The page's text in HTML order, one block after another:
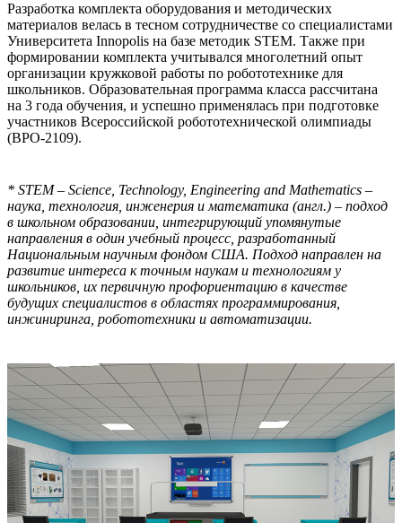
Разработка комплекта оборудования и методических
материалов велась в тесном сотрудничестве со специалистами
Университета Innopolis на базе методик STEM. Также при
формировании комплекта учитывался многолетний опыт
организации кружковой работы по робототехнике для
школьников. Образовательная программа класса рассчитана
на 3 года обучения, и успешно применялась при подготовке
участников Всероссийской робототехнической олимпиады
(ВРО-2109).
* STEM – Science, Technology, Engineering and Mathematics –
наука, технология, инженерия и математика (англ.) – подход
в школьном образовании, интегрирующий упомянутые
направления в один учебный процесс, разработанный
Национальным научным фондом США. Подход направлен на
развитие интереса к точным наукам и технологиям у
школьников, их первичную профориентацию в качестве
будущих специалистов в областях программирования,
инжиниринга, робототехники и автоматизации.